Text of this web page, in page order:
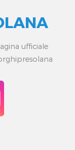
ufficiale